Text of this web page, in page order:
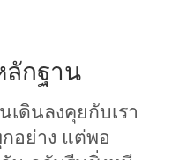
ลักฐาน
เดินลงคุยกับเรา
อย่าง แต่พอ